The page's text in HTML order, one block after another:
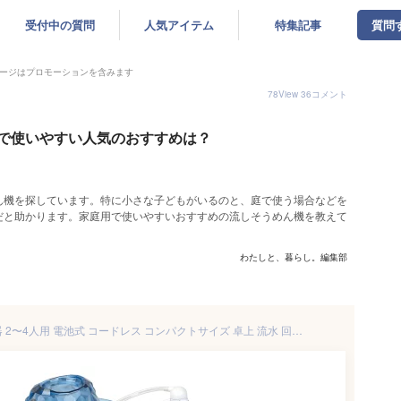
受付中の質問 人気アイテム 特集記事 質問
ジはプロモーションを含みます
78View 36コメント
使いやすい人気のおすすめは？
を探しています。特に小さな子どもがいるのと、庭で使う場合などを
助かります。家庭用で使いやすいおすすめの流しそうめん機を教えて
わたしと、暮らし。編集部